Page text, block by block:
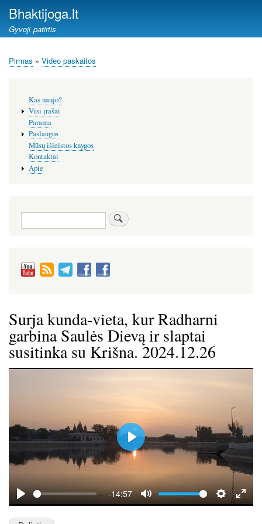
Bhaktijoga.lt
Gyvoji patirtis
Kelias
Pirmas Video paskaitos
Surja kunda-vieta, kur Radharni
garbina Saulės Dievą ir slaptai
susitinka su Krišna. 2024.12.26
P
l
-14:57
M
S
E
P
a
y
meniu
Kas naujo?
Visi įrašai
Parama
Paslaugos
Mūsų išleistos knygos
Kontaktai
Apie
Paieška